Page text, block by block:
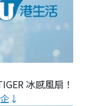
冰感風扇！
↓